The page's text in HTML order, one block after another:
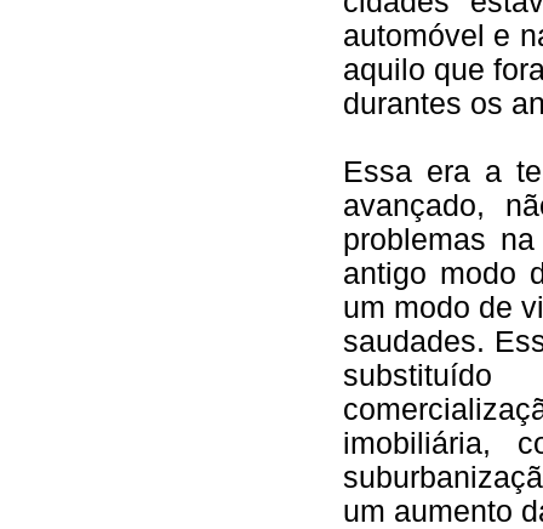
automóvel e
aquilo que
durantes os
Essa era a
avançado,
problemas
antigo modo
um modo de
saudades.
imobiliária,
um aumento